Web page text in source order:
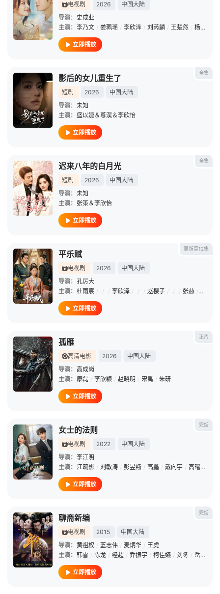
电视剧 2026
中国大陆
导演： 史成业
主演： 李乃文 / 姜珮瑶 / 李欣泽 / 刘芮麟 / 王楚然 / 杨童舒
立即播放
全集
影后的女儿重生了
短剧 2026
中国大陆
导演： 未知
主演： 盛以婕＆尊淏＆李欣怡
立即播放
全集
迟来八年的白月光
短剧 2026
中国大陆
导演： 未知
主演： 张策＆李欣怡
立即播放
更新至12集
平乐赋
电视剧 2026
中国大陆
导演： 孔厉大
主演： 杜雨宸 / / / 李欣泽 / / / 赵樱子 / / / 张赫 / /
立即播放
正片
孤雁
高清电影 2026
中国大陆
导演： 高成岗
主演： 康磊 / 李欣颖 / 赵晓明 / 宋禹 / 朱研
立即播放
完结
女士的法则
电视剧 2022
中国大陆
导演： 李江明
主演： 江疏影 / 刘敏涛 / 彭昱畅 / 高鑫 / 戴向宇 / 高曙光
立即播放
完结
聊斋新编
电视剧 2015
中国大陆
导演： 黄祖权 / 蓝志伟 / 麦炳华 / 王虎
主演： 韩雪 / 陈龙 / 经超 / 乔振宇 / 柯佳嬿 / 刘冬 / 岳跃利
立即播放